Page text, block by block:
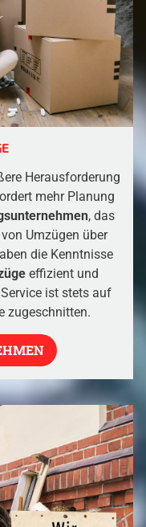
Herausforderung
mehr Planung
, das
Umzügen über
die Kenntnisse
effizient und
ist stets auf
zugeschnitten.